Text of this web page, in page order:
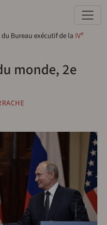
Bureau exécutif de la IVe
monde, 2e